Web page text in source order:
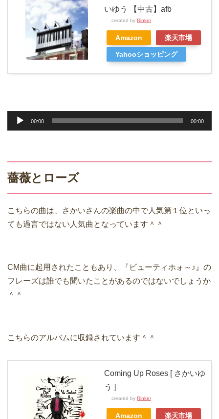
いゆう 【中古】afb
created by Rinker
Amazon 楽天市場
Yahooショッピング
声
ー
ヤ
00:00 00:00
薔薇とローズ
こちらの曲は、さかいさんの楽曲の中で人気第１位といっ
ても過言ではない人気曲となっています＾＾
CM曲に起用されたこともあり、『ビューティホォ～♪』の
フレーズは誰でも聞いたことがあるのではないでしょうか
＾＾
こちらのアルバムに収録されています＾＾
Coming Up Roses [ さかいゆ
う ]
created by Rinker
Amazon 楽天市場